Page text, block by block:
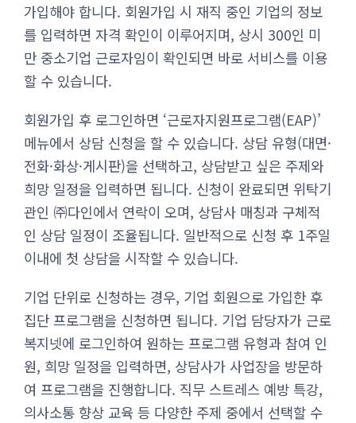
가입해야 합니다. 회원가입 시 재직 중인 기업의 정보
를 입력하면 자격 확인이 이루어지며, 상시 300인 미
만 중소기업 근로자임이 확인되면 바로 서비스를 이용
할 수 있습니다.
회원가입 후 로그인하면 ‘근로자지원프로그램(EAP)’
메뉴에서 상담 신청을 할 수 있습니다. 상담 유형(대면·
전화·화상·게시판)을 선택하고, 상담받고 싶은 주제와
희망 일정을 입력하면 됩니다. 신청이 완료되면 위탁기
관인 ㈜다인에서 연락이 오며, 상담사 매칭과 구체적
인 상담 일정이 조율됩니다. 일반적으로 신청 후 1주일
이내에 첫 상담을 시작할 수 있습니다.
기업 단위로 신청하는 경우, 기업 회원으로 가입한 후
집단 프로그램을 신청하면 됩니다. 기업 담당자가 근로
복지넷에 로그인하여 원하는 프로그램 유형과 참여 인
원, 희망 일정을 입력하면, 상담사가 사업장을 방문하
여 프로그램을 진행합니다. 직무 스트레스 예방 특강,
의사소통 향상 교육 등 다양한 주제 중에서 선택할 수